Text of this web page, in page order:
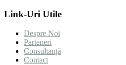
Link-Uri Utile
Despre Noi
Parteneri
Consultanță
Contact